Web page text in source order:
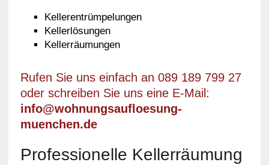
Kellerentrümpelungen
Kellerlösungen
Kellerräumungen
Rufen Sie uns einfach an 089 189 799 27
oder schreiben Sie uns eine E-Mail:
info@wohnungsaufloesung-
muenchen.de
Professionelle Kellerräumung